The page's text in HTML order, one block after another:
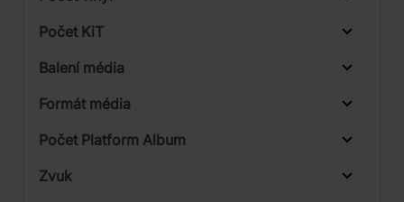
Počet KiT
Balení média
Formát média
Počet Platform Album
Zvuk